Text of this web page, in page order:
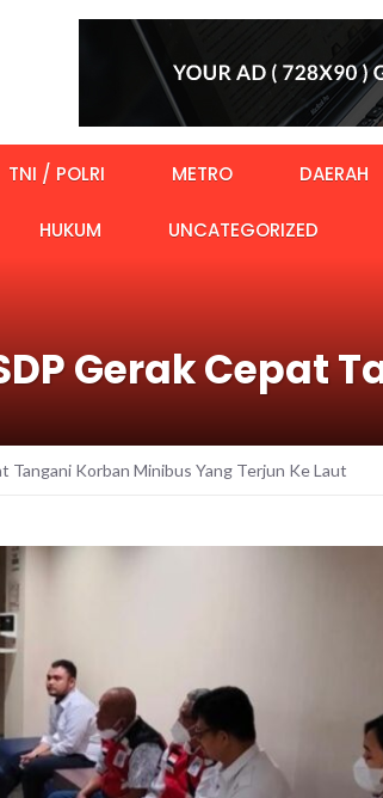
TNI / POLRI METRO DAERAH
HUKUM UNCATEGORIZED
Gerak Cepat
Tangani Korban Minibus Yang Terjun Ke Laut